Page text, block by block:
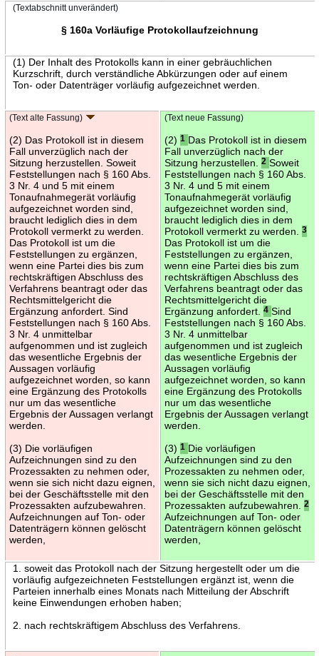
(Textabschnitt unverändert)
§ 160a Vorläufige Protokollaufzeichnung
(1) Der Inhalt des Protokolls kann in einer gebräuchlichen
Kurzschrift, durch verständliche Abkürzungen oder auf einem
Ton- oder Datenträger vorläufig aufgezeichnet werden.
(Text alte Fassung)
(2) Das Protokoll ist in diesem
Fall unverzüglich nach der
Sitzung herzustellen. Soweit
Feststellungen nach § 160 Abs.
3 Nr. 4 und 5 mit einem
Tonaufnahmegerät vorläufig
aufgezeichnet worden sind,
braucht lediglich dies in dem
Protokoll vermerkt zu werden.
Das Protokoll ist um die
Feststellungen zu ergänzen,
wenn eine Partei dies bis zum
rechtskräftigen Abschluss des
Verfahrens beantragt oder das
Rechtsmittelgericht die
Ergänzung anfordert. Sind
Feststellungen nach § 160 Abs.
3 Nr. 4 unmittelbar
aufgenommen und ist zugleich
das wesentliche Ergebnis der
Aussagen vorläufig
aufgezeichnet worden, so kann
eine Ergänzung des Protokolls
nur um das wesentliche
Ergebnis der Aussagen verlangt
werden.
(3) Die vorläufigen
Aufzeichnungen sind zu den
Prozessakten zu nehmen oder,
wenn sie sich nicht dazu eignen,
bei der Geschäftsstelle mit den
Prozessakten aufzubewahren.
Aufzeichnungen auf Ton- oder
Datenträgern können gelöscht
werden,
(Text neue Fassung)
(2) 1 Das Protokoll ist in diesem
Fall unverzüglich nach der
Sitzung herzustellen.
2 Soweit
Feststellungen nach § 160 Abs.
3 Nr. 4 und 5 mit einem
Tonaufnahmegerät vorläufig
aufgezeichnet worden sind,
braucht lediglich dies in dem
Protokoll vermerkt zu werden.
3
Das Protokoll ist um die
Feststellungen zu ergänzen,
wenn eine Partei dies bis zum
rechtskräftigen Abschluss des
Verfahrens beantragt oder das
Rechtsmittelgericht die
Ergänzung anfordert.
4 Sind
Feststellungen nach § 160 Abs.
3 Nr. 4 unmittelbar
aufgenommen und ist zugleich
das wesentliche Ergebnis der
Aussagen vorläufig
aufgezeichnet worden, so kann
eine Ergänzung des Protokolls
nur um das wesentliche
Ergebnis der Aussagen verlangt
werden.
(3) 1 Die vorläufigen
Aufzeichnungen sind zu den
Prozessakten zu nehmen oder,
wenn sie sich nicht dazu eignen,
bei der Geschäftsstelle mit den
Prozessakten aufzubewahren.
2
Aufzeichnungen auf Ton- oder
Datenträgern können gelöscht
werden,
1. soweit das Protokoll nach der Sitzung hergestellt oder um die
vorläufig aufgezeichneten Feststellungen ergänzt ist, wenn die
Parteien innerhalb eines Monats nach Mitteilung der Abschrift
keine Einwendungen erhoben haben;
2. nach rechtskräftigem Abschluss des Verfahrens.